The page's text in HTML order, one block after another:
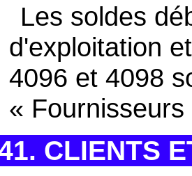
Les soldes
d'exploitation
4096 et 4098
«
CLIENTS